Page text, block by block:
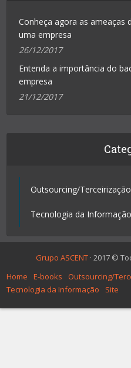
Conheça agora as ameaças
uma empresa
26/12/2017
Entenda a importância do
empresa
21/12/2017
Outsourcing/Terceirização
Tecnologia da Informação
Grupo ASCENT · 2017 ©
Home
E-books Outsourcing/
Tecnologia da Informação
Site